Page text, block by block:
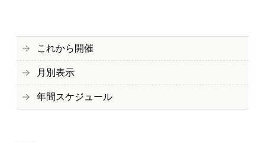
これから開催
月別表示
年間スケジュール